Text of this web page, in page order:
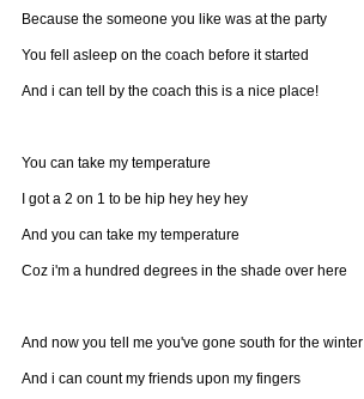
Because the someone you like was at the party
You fell asleep on the coach before it started
And i can tell by the coach this is a nice place!
You can take my temperature
I got a 2 on 1 to be hip hey hey hey
And you can take my temperature
Coz i'm a hundred degrees in the shade over here
And now you tell me you've gone south for the winter
And i can count my friends upon my fingers